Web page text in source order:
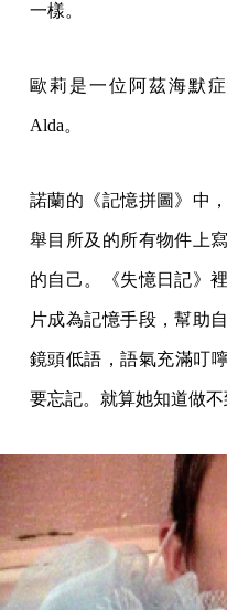
一樣。
歐莉是一位阿茲海默
Alda。
諾蘭的《記憶拼圖》中
舉目所及的所有物件上
的自己。《失憶日記》
片成為記憶手段，幫助
鏡頭低語，語氣充滿叮
要忘記。就算她知道做不